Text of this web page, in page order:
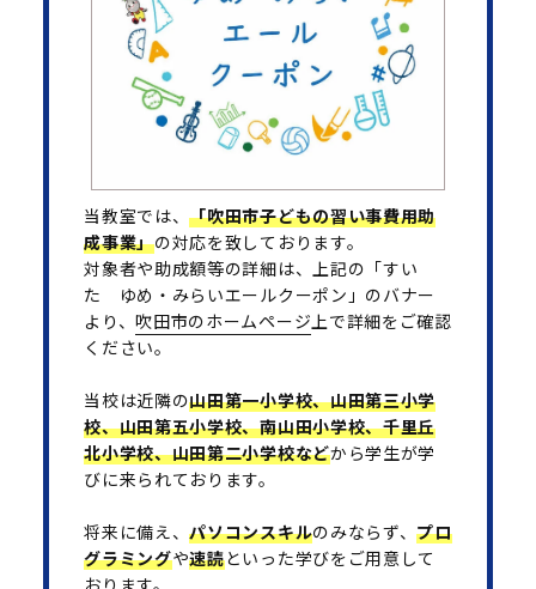
当教室では、「吹田市子どもの習い事費用助
成事業」の対応を致しております。
対象者や助成額等の詳細は、上記の「すい
た ゆめ・みらいエールクーポン」のバナー
より、吹田市のホームページ 上で詳細をご確認
ください。
当校は近隣の山田第一小学校、山田第三小学
校、山田第五小学校、南山田小学校、千里丘
北小学校、山田第二小学校などから学生が学
びに来られております。
将来に備え、パソコンスキルのみならず、プロ
グラミングや速読といった学びをご用意して
おります。